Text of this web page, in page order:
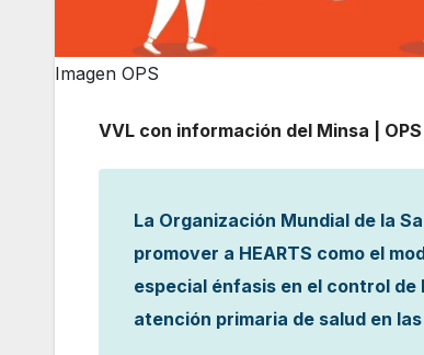
Imagen OPS
VVL con información del Minsa |
La Organización Mundial de la
promover a HEARTS como el
especial énfasis en el control
atención primaria de salud en